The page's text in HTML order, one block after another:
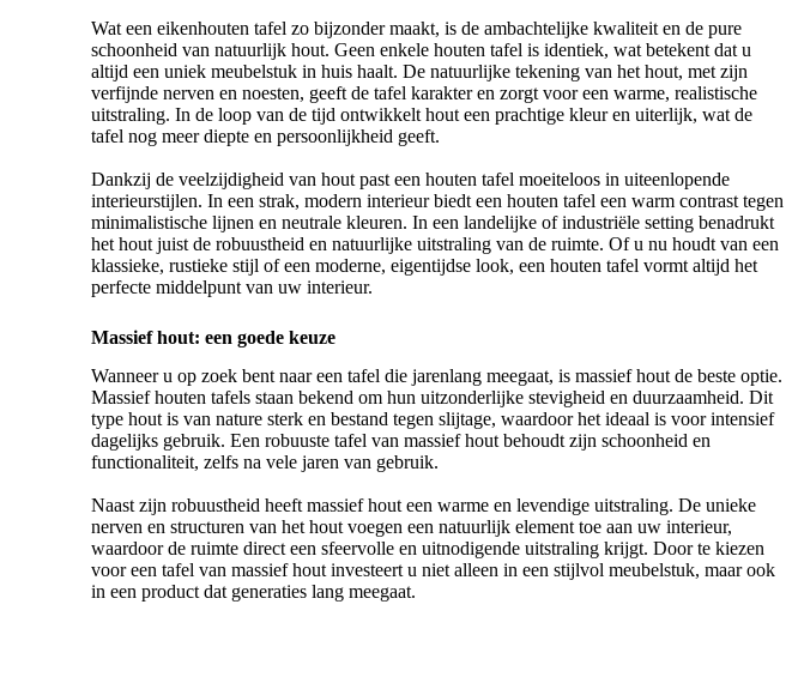
Wat een eikenhouten tafel zo bijzonder maakt, is de ambachtelijke kwaliteit en de pure
schoonheid van natuurlijk hout. Geen enkele houten tafel is identiek, wat betekent dat u
altijd een uniek meubelstuk in huis haalt. De natuurlijke tekening van het hout, met zijn
verfijnde nerven en noesten, geeft de tafel karakter en zorgt voor een warme, realistische
uitstraling. In de loop van de tijd ontwikkelt hout een prachtige kleur en uiterlijk, wat de
tafel nog meer diepte en persoonlijkheid geeft.
Dankzij de veelzijdigheid van hout past een houten tafel moeiteloos in uiteenlopende
interieurstijlen. In een strak, modern interieur biedt een houten tafel een warm contrast tegen
minimalistische lijnen en neutrale kleuren. In een landelijke of industriële setting benadrukt
het hout juist de robuustheid en natuurlijke uitstraling van de ruimte. Of u nu houdt van een
klassieke, rustieke stijl of een moderne, eigentijdse look, een houten tafel vormt altijd het
perfecte middelpunt van uw interieur.
Massief hout: een goede keuze
Wanneer u op zoek bent naar een tafel die jarenlang meegaat, is massief hout de beste optie.
Massief houten tafels staan bekend om hun uitzonderlijke stevigheid en duurzaamheid. Dit
type hout is van nature sterk en bestand tegen slijtage, waardoor het ideaal is voor intensief
dagelijks gebruik. Een robuuste tafel van massief hout behoudt zijn schoonheid en
functionaliteit, zelfs na vele jaren van gebruik.
Naast zijn robuustheid heeft massief hout een warme en levendige uitstraling. De unieke
nerven en structuren van het hout voegen een natuurlijk element toe aan uw interieur,
waardoor de ruimte direct een sfeervolle en uitnodigende uitstraling krijgt. Door te kiezen
voor een tafel van massief hout investeert u niet alleen in een stijlvol meubelstuk, maar ook
in een product dat generaties lang meegaat.